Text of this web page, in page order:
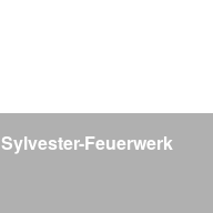
Sylvester-Feuerwerk